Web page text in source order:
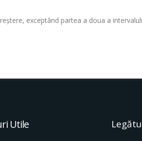
exceptând partea a doua a
Utile